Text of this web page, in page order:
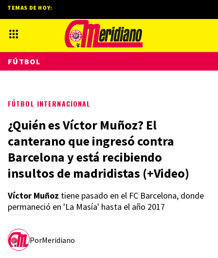
FÚTBOL INTERNACIONAL
¿Quién es Víctor Muñoz? El
canterano que ingresó contra
Barcelona y está recibiendo
insultos de madridistas (+Video)
Víctor Muñoz tiene pasado en el FC Barcelona, donde
permaneció en 'La Masía' hasta el año 2017
PorMeridiano
TEMAS DE HOY:
FÚTBOL